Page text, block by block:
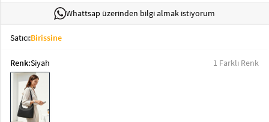
T-Shirt
Giyimkeyboard_arrow_down
Whattsap üzerinden bilgi almak istiyorum
Satıcı:Birissine
Renk:Siyah 1 Farklı Renk